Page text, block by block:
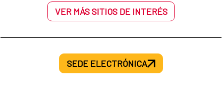
VER MÁS SITIOS DE INTERÉS
SEDE ELECTRÓNICA